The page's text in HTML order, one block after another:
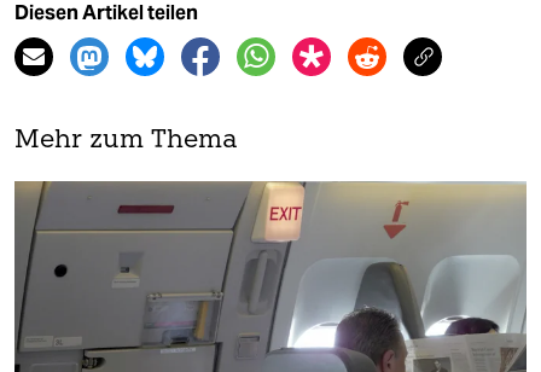
Diesen Artikel teilen
Mehr zum Thema